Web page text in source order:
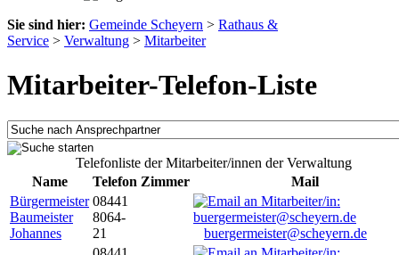
Sie sind hier: Gemeinde Scheyern > Rathaus &
Service > Verwaltung > Mitarbeiter
Mitarbeiter-Telefon-Liste
Telefonliste der Mitarbeiter/innen der Verwaltung
Name
Telefon Zimmer
Mail
Bürgermeister
Baumeister
Johannes
08441
8064-
21
buergermeister@scheyern.de